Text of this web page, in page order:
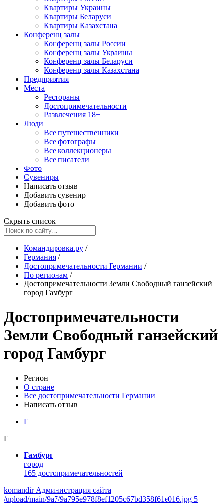
Квартиры Украины
Квартиры Беларуси
Квартиры Казахстана
Конференц залы
Конференц залы России
Конференц залы Украины
Конференц залы Беларуси
Конференц залы Казахстана
Предприятия
Места
Рестораны
Достопримечательности
Развлечения 18+
Люди
Все путешественники
Все фотографы
Все коллекционеры
Все писатели
Фото
Сувениры
Написать отзыв
Добавить сувенир
Добавить фото
Скрыть список
Командировка.ру /
Германия /
Достопримечательности Германии /
По регионам /
Достопримечательности Земли Свободный ганзейский
город Гамбург
Достопримечательности
Земли Свободный ганзейский
город Гамбург
Регион
О стране
Все достопримечательности Германии
Написать отзыв
Г
Г
Гамбург
город
165 достопримечательностей
komandir Администрация сайта
/upload/main/9a7/9a795e978f8ef1205c67bd358f61e016.jpg 5